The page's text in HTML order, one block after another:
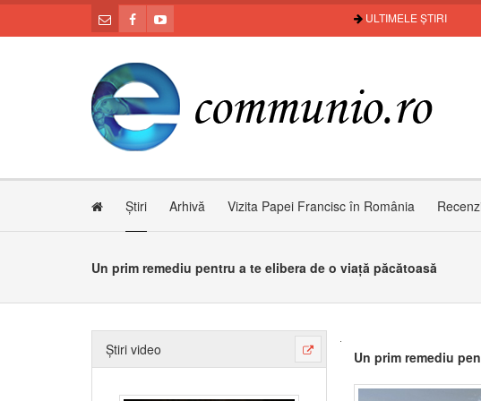
ULTIMELE ȘTIRI
Știri Arhivă Vizita Papei Francisc în România
Un prim remediu pentru a te elibera de o viață păcătoasă
Știri video Un prim remediu